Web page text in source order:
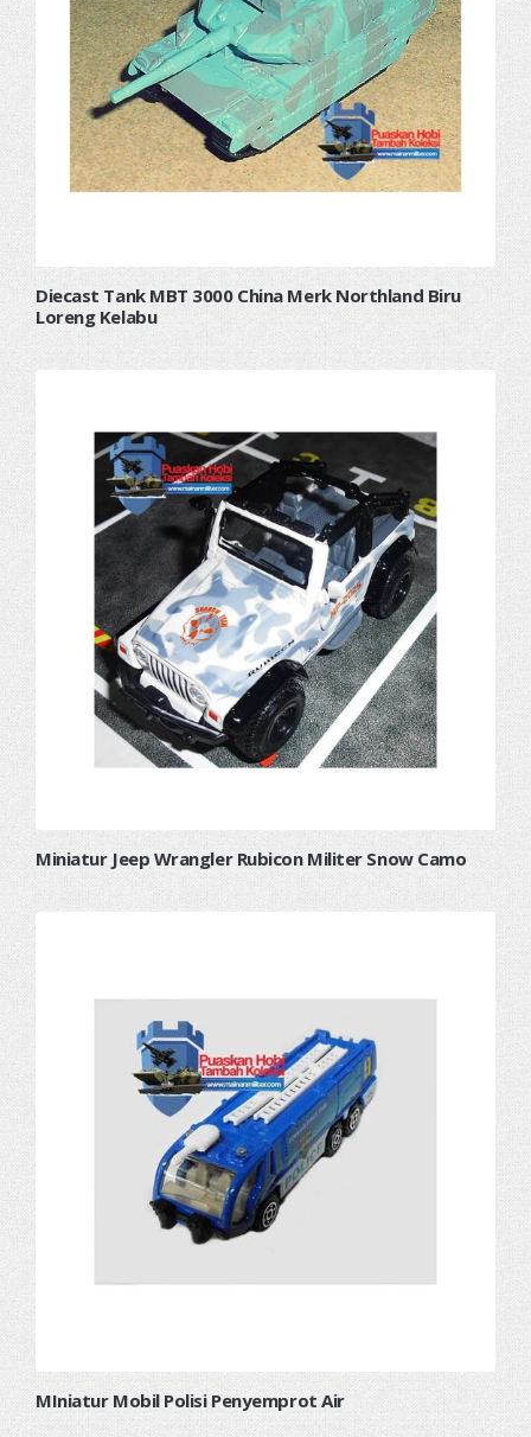
Diecast Tank MBT 3000 China Merk Northland Biru
Loreng Kelabu
Miniatur Jeep Wrangler Rubicon Militer Snow Camo
MIniatur Mobil Polisi Penyemprot Air